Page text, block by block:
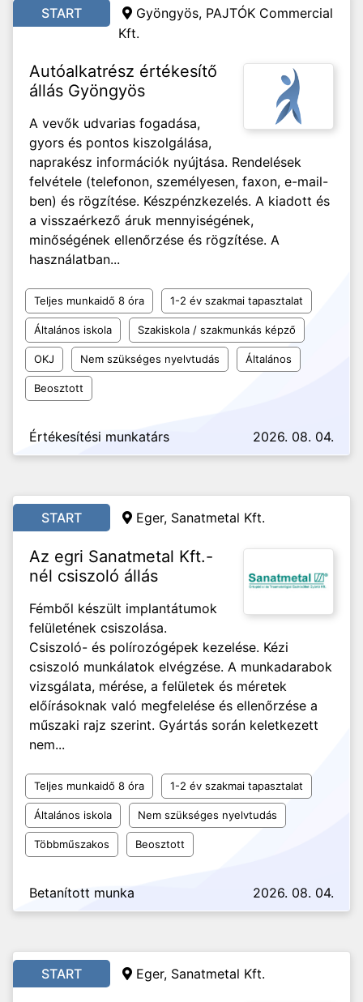
START
Gyöngyös, PAJTÓK Commercial
Kft.
Autóalkatrész értékesítő
állás Gyöngyös
A vevők udvarias fogadása,
gyors és pontos kiszolgálása,
naprakész információk nyújtása. Rendelések
felvétele (telefonon, személyesen, faxon, e-mail-
ben) és rögzítése. Készpénzkezelés. A kiadott és
a visszaérkező áruk mennyiségének,
minőségének ellenőrzése és rögzítése. A
használatban...
Teljes munkaidő 8 óra 1-2 év szakmai tapasztalat
Általános iskola Szakiskola / szakmunkás képző
OKJ Nem szükséges nyelvtudás Általános
Beosztott
Értékesítési munkatárs 2026. 08. 04.
START Eger, Sanatmetal Kft.
Az egri Sanatmetal Kft.-
nél csiszoló állás
Fémből készült implantátumok
felületének csiszolása.
Csiszoló- és polírozógépek kezelése. Kézi
csiszoló munkálatok elvégzése. A munkadarabok
vizsgálata, mérése, a felületek és méretek
előírásoknak való megfelelése és ellenőrzése a
műszaki rajz szerint. Gyártás során keletkezett
nem...
Teljes munkaidő 8 óra 1-2 év szakmai tapasztalat
Általános iskola Nem szükséges nyelvtudás
Többműszakos Beosztott
Betanított munka 2026. 08. 04.
START Eger, Sanatmetal Kft.